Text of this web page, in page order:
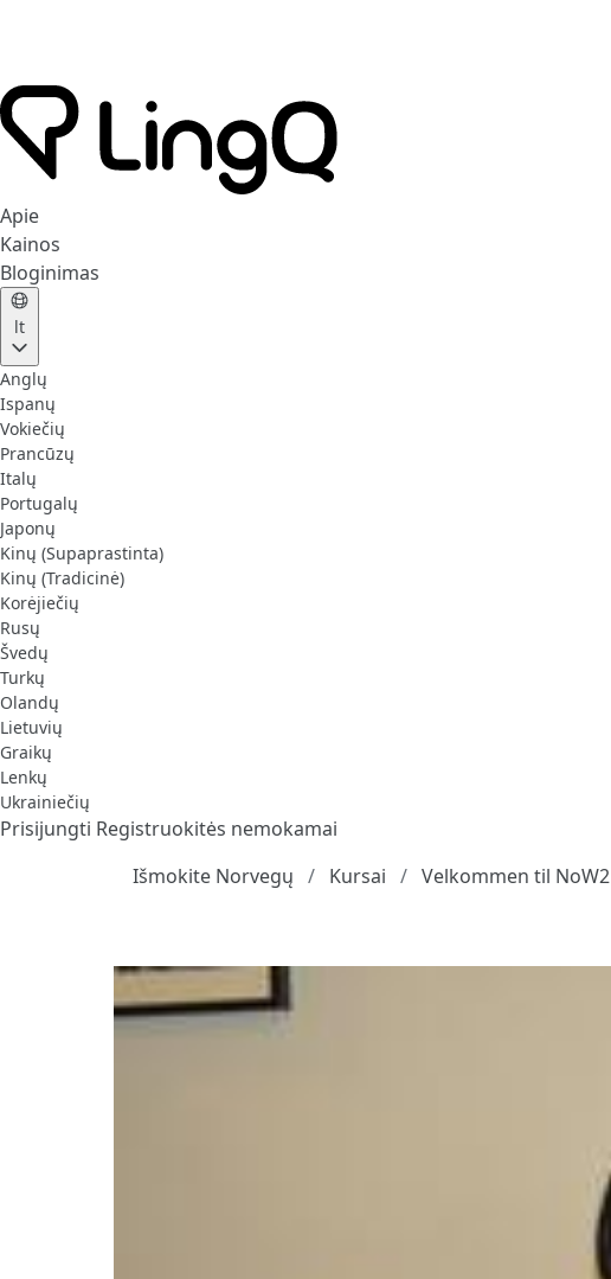
Apie
Kainos
Bloginimas
lt
Anglų
Ispanų
Vokiečių
Prancūzų
Italų
Portugalų
Japonų
Kinų (Supaprastinta)
Kinų (Tradicinė)
Korėjiečių
Rusų
Švedų
Turkų
Olandų
Lietuvių
Graikų
Lenkų
Ukrainiečių
Prisijungti Registruokitės nemokamai
Išmokite Norvegų
Kursai Velkommen til NoW2